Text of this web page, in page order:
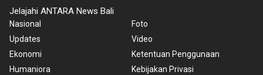
Jelajahi ANTARA News Bali
Nasional
Updates
Ekonomi
Humaniora
Foto
Video
Ketentuan Penggunaan
Kebijakan Privasi